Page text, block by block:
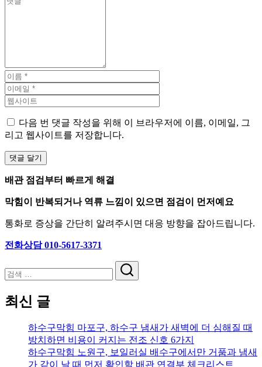
다음 번 댓글 작성을 위해 이 브라우저에 이름, 이메일, 그
리고 웹사이트를 저장합니다.
배관 점검부터 빠르게 해결
막힘이 반복되거나 역류 느낌이 있으면 점검이 먼저예요
통화로 증상을 간단히 알려주시면 대응 방향을 잡아드립니다.
전화상담 010-5617-3371
검
최신 글
하수구막힘 마포구, 하수구 냄새가 새벽에 더 심해질 때
방치하면 비용이 커지는 전조 신호 6가지
하수구막힘 노원구, 보일러실 배수구에서만 거품과 냄새
가 같이 날 때 먼저 확인할 배관 연결부 체크리스트